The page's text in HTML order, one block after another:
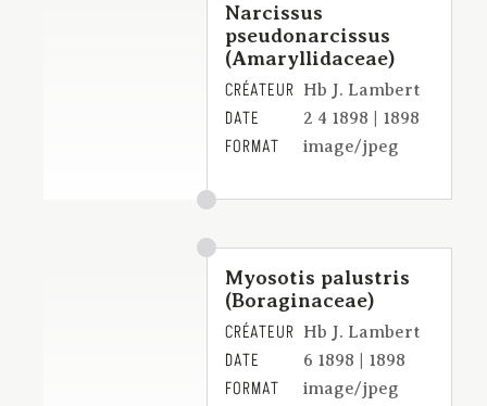
Narcissus
pseudonarcissus
(Amaryllidaceae)
CRÉATEUR Hb J. Lambert
DATE 2 4 1898 | 1898
FORMAT image/jpeg
Myosotis palustris
(Boraginaceae)
CRÉATEUR Hb J. Lambert
DATE 6 1898 | 1898
FORMAT image/jpeg